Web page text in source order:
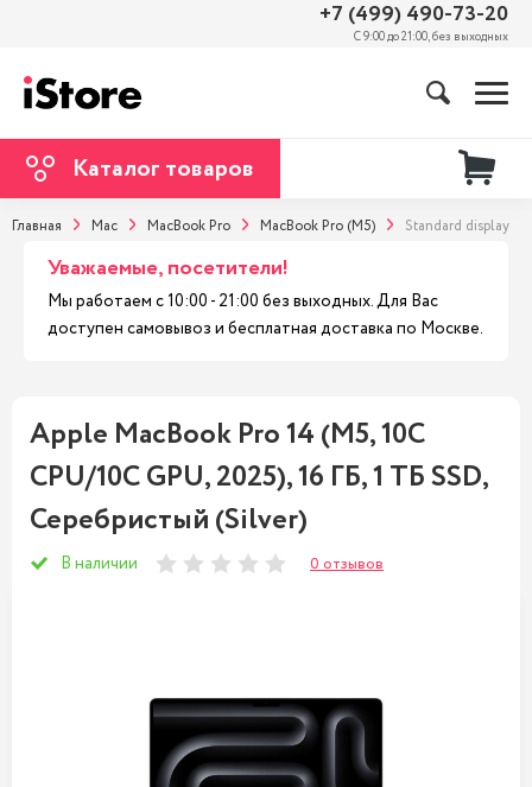
+7 (499) 490-73-20
С 9:00 до 21:00, без выходных
Каталог товаров
Главная Mac MacBook Pro MacBook Pro (M5) Standard display
Уважаемые, посетители!
Мы работаем с 10:00 - 21:00 без выходных. Для Вас
доступен самовывоз и бесплатная доставка по Москве.
Apple MacBook Pro 14 (M5, 10C
CPU/10C GPU, 2025), 16 ГБ, 1 ТБ SSD,
Серебристый (Silver)
В наличии 0 отзывов